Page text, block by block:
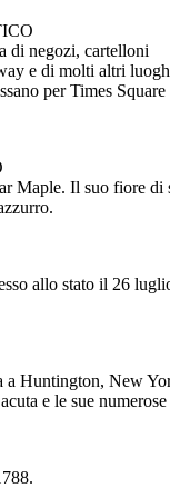
di negozi, cartelloni
e di molti altri
per Times
Maple. Il suo fiore di
allo stato il 26
a Huntington, New
e le sue numerose